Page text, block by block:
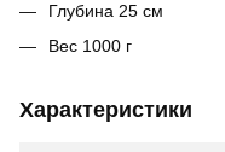
Глубина 25 см
Вес 1000 г
Характеристики